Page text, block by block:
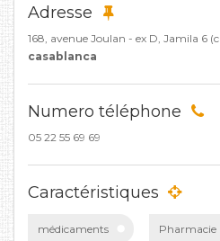
Adresse
168, avenue Joulan - ex D, Jamila 6
casablanca
Numero téléphone
05 22 55 69 69
Caractéristiques
médicaments Pharmacie